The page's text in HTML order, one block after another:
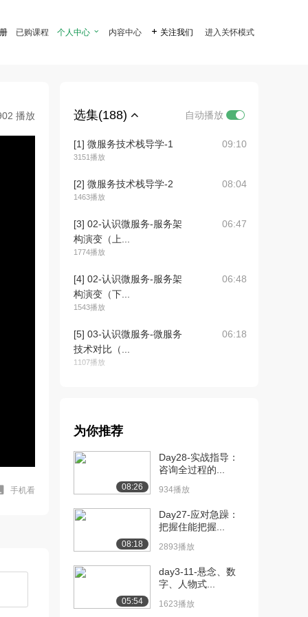
已购课程 个人中心  内容中心  关注我们 进入关怀模式
播放
手机看
选集(188) 自动播放
[1] 微服务技术栈导学-1
3151播放
09:10
[2] 微服务技术栈导学-2
1463播放
08:04
[3] 02-认识微服务-服务架
构演变（上...
1774播放
06:47
[4] 02-认识微服务-服务架
构演变（下...
1543播放
06:48
[5] 03-认识微服务-微服务
技术对比（...
1107播放
06:18
SpringCl...
Demo（上）
[9] 05-服务拆分-案例
Demo（下）
[10] 06-服务拆分-服务远
为你推荐
08:26
Day28-实战指导：
咨询全过程的...
934播放
08:18
Day27-应对急躁：
把握住能把握...
2893播放
05:54
day3-11-悬念、数
字、人物式...
1623播放